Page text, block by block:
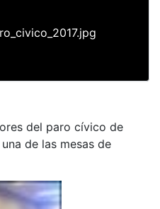
del paro cívico de
de las mesas de